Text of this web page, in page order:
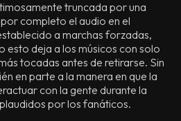
truncada por una
completo el audio en el
a marchas forzadas,
esto deja a los músicos con solo
tocadas antes de retirarse. Sin
en parte a la manera en que la
con la gente durante la
por los fanáticos.